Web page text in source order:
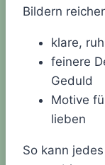
Bildern
klare,
feinere
Geduld
Motive
lieben
So kann